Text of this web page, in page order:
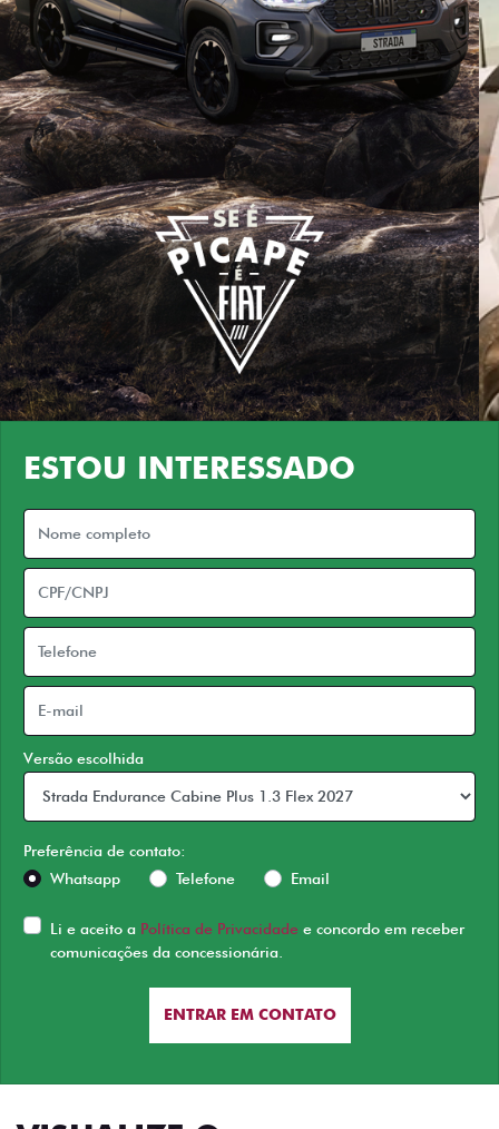
ESTOU INTERESSADO
Versão escolhida
Preferência de contato:
Whatsapp
Telefone Email
Li e aceito a Política de Privacidade e concordo em receber
comunicações da concessionária.
ENTRAR EM CONTATO